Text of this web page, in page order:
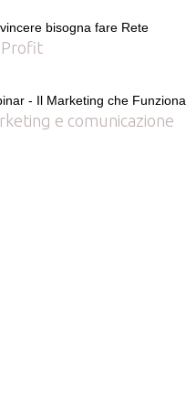
bisogna fare Rete
Profit
- Il Marketing che Funziona
e comunicazione